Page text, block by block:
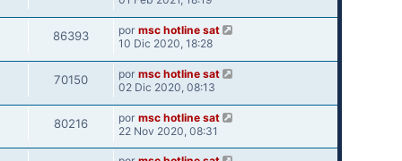
86393 por msc hotline sat
10 Dic 2020, 18:28
70150 por msc hotline sat
02 Dic 2020, 08:13
80216 por msc hotline sat
22 Nov 2020, 08:31